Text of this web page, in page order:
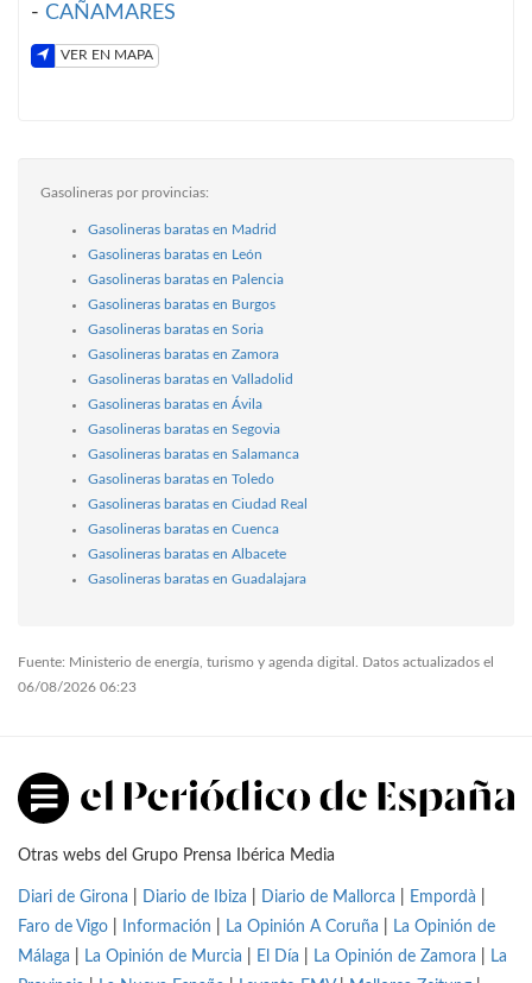
- CAÑAMARES
VER EN MAPA
Gasolineras por provincias:
Gasolineras baratas en Madrid
Gasolineras baratas en León
Gasolineras baratas en Palencia
Gasolineras baratas en Burgos
Gasolineras baratas en Soria
Gasolineras baratas en Zamora
Gasolineras baratas en Valladolid
Gasolineras baratas en Ávila
Gasolineras baratas en Segovia
Gasolineras baratas en Salamanca
Gasolineras baratas en Toledo
Gasolineras baratas en Ciudad Real
Gasolineras baratas en Cuenca
Gasolineras baratas en Albacete
Gasolineras baratas en Guadalajara
Fuente: Ministerio de energía, turismo y agenda digital. Datos actualizados el
06/08/2026 06:23
Otras webs del Grupo Prensa Ibérica Media
Diari de Girona Diario de Ibiza Diario de Mallorca Empordà
Faro de Vigo
Información La Opinión A Coruña
La Opinión de
Málaga
La Opinión de Murcia El Día La Opinión de Zamora
La